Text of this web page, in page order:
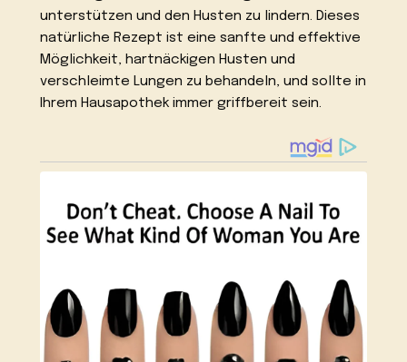
unterstützen und den Husten zu lindern. Dieses
natürliche Rezept ist eine sanfte und effektive
Möglichkeit, hartnäckigen Husten und
verschleimte Lungen zu behandeln, und sollte in
Ihrem Hausapothek immer griffbereit sein.